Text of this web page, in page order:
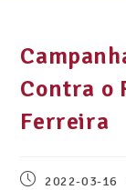
Contra o
Ferreira
2022-03-16